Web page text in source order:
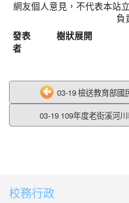
網友個人意見，不代表本站
負
發表
者
樹狀展開
03-19 檢送教育部國
03-19 109年度老街溪河
:::
校務行政